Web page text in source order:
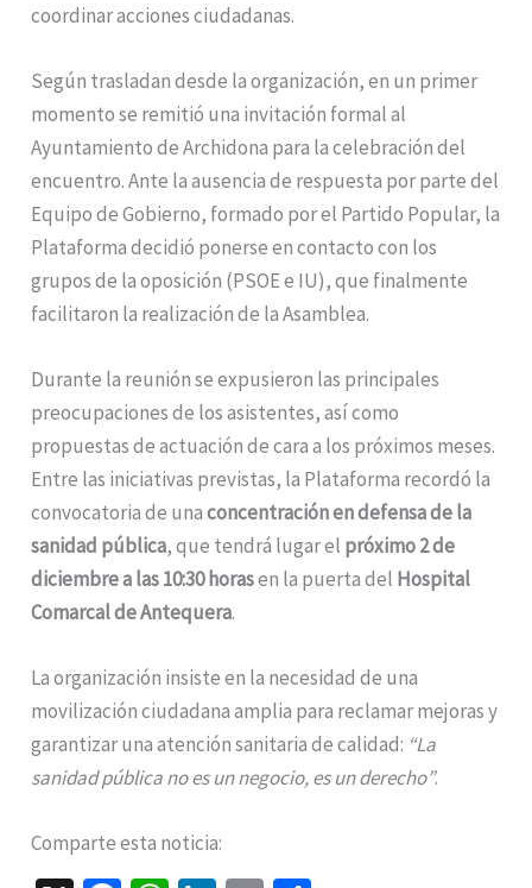
coordinar acciones ciudadanas.
Según trasladan desde la organización, en un primer
momento se remitió una invitación formal al
Ayuntamiento de Archidona para la celebración del
encuentro. Ante la ausencia de respuesta por parte del
Equipo de Gobierno, formado por el Partido Popular, la
Plataforma decidió ponerse en contacto con los
grupos de la oposición (PSOE e IU), que finalmente
facilitaron la realización de la Asamblea.
Durante la reunión se expusieron las principales
preocupaciones de los asistentes, así como
propuestas de actuación de cara a los próximos meses.
Entre las iniciativas previstas, la Plataforma recordó la
convocatoria de unaconcentración en defensa de la
sanidad pública, que tendrá lugar el próximo 2 de
diciembre a las 10:30 horasen la puerta del Hospital
Comarcal de Antequera.
La organización insiste en la necesidad de una
movilización ciudadana amplia para reclamar mejoras y
garantizar una atención sanitaria de calidad: “La
sanidad pública no es un negocio, es un derecho”.
Comparte esta noticia: